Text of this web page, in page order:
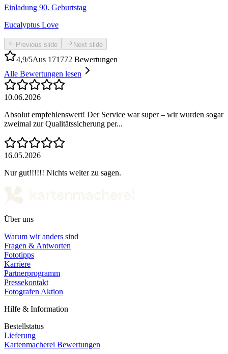
Einladung 90. Geburtstag
Eucalyptus Love
Previous slide Next slide
4,9/5Aus 171772 Bewertungen
Alle Bewertungen lesen
10.06.2026
Absolut empfehlenswert! Der Service war super – wir wurden sogar
zweimal zur Qualitätssicherung per...
16.05.2026
Nur gut!!!!!! Nichts weiter zu sagen.
Über uns
Warum wir anders sind
Fragen & Antworten
Fototipps
Karriere
Partnerprogramm
Pressekontakt
Fotografen Aktion
Hilfe & Information
Bestellstatus
Lieferung
Kartenmacherei Bewertungen